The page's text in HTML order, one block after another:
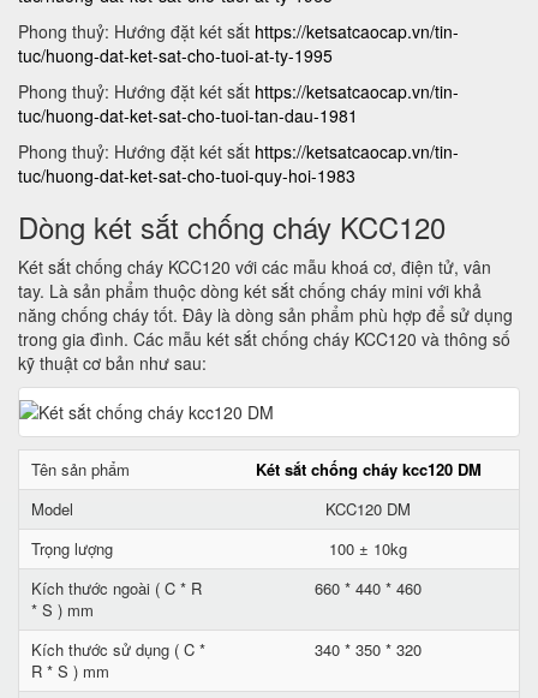
Phong thuỷ: Hướng đặt két sắt https://ketsatcaocap.vn/tin-
tuc/huong-dat-ket-sat-cho-tuoi-at-ty-1995
Phong thuỷ: Hướng đặt két sắt https://ketsatcaocap.vn/tin-
tuc/huong-dat-ket-sat-cho-tuoi-tan-dau-1981
Phong thuỷ: Hướng đặt két sắt https://ketsatcaocap.vn/tin-
tuc/huong-dat-ket-sat-cho-tuoi-quy-hoi-1983
Dòng két sắt chống cháy KCC120
Két sắt chống cháy KCC120 với các mẫu khoá cơ, điện tử, vân
tay. Là sản phẩm thuộc dòng két sắt chống cháy mini với khả
năng chống cháy tốt. Đây là dòng sản phẩm phù hợp để sử dụng
trong gia đình. Các mẫu két sắt chống cháy KCC120 và thông số
kỹ thuật cơ bản như sau:
Tên sản phẩm
Két sắt chống cháy kcc120 DM
Model
KCC120 DM
Trọng lượng
100 ± 10kg
Kích thước ngoài ( C * R
* S ) mm
660 * 440 * 460
Kích thước sử dụng ( C *
R * S ) mm
340 * 350 * 320